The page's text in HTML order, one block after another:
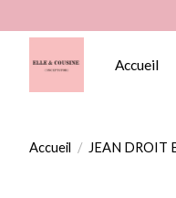
Accueil
Accueil / JEAN DROIT